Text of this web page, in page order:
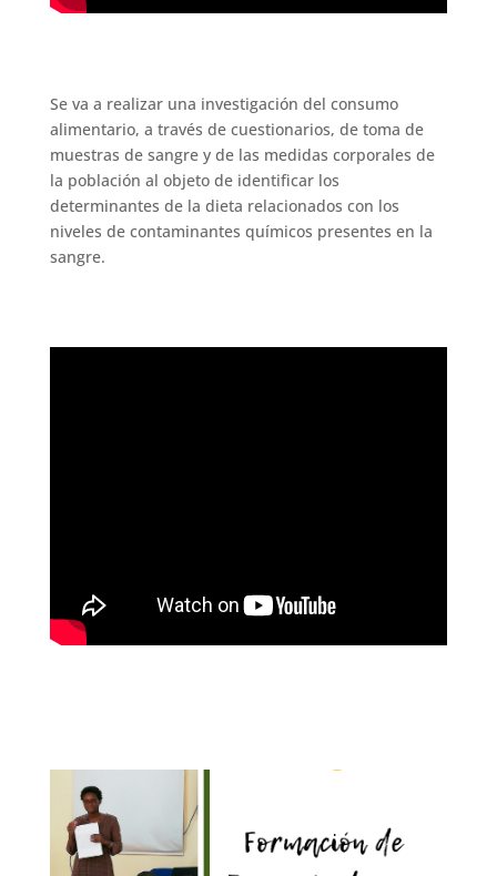
Se va a realizar una investigación del consumo
alimentario, a través de cuestionarios, de toma de
muestras de sangre y de las medidas corporales de
la población al objeto de identificar los
determinantes de la dieta relacionados con los
niveles de contaminantes químicos presentes en la
sangre.